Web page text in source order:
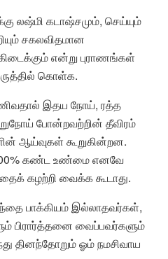
லஷ்மி கடாஷ்சமும், செய்யும்
சகலவிதமான
என்று புராணங்கள்
கொள்க.
இதய நோய், ரத்த
போன்றவற்றின் தீவிரம்
ஆய்வுகள் கூறுகின்றன.
கண்ட உண்மை எனவே
கழற்றி வைக்க கூடாது.
பாக்கியம் இல்லாதவர்கள்,
பிரார்த்தனை வைப்பவர்களும்
தினந்தோறும் ஓம் நமசிவாய